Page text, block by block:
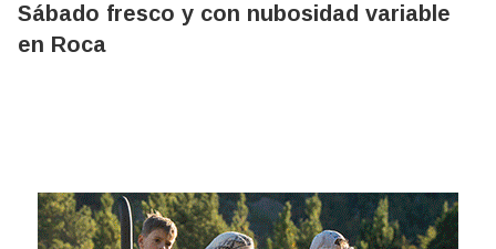
Sábado fresco y con nubosidad variable
en Roca